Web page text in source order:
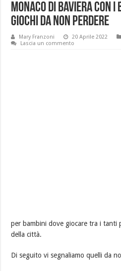
Monaco di Baviera con
giochi da non perdere
Mary Franzoni 20 Aprile 2022
Lascia un commento
per bambini dove giocare tra i tanti
della città.
Di seguito vi segnaliamo quelli da